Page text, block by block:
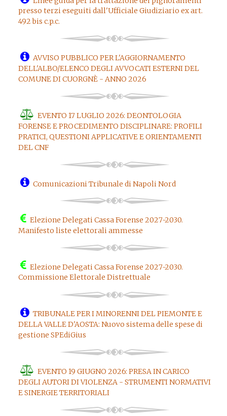
presso terzi eseguiti dall'Ufficiale Giudiziario ex art.
492 bis c.p.c.
AVVISO PUBBLICO PER L'AGGIORNAMENTO
DELL'ALBO/ELENCO DEGLI AVVOCATI ESTERNI DEL
COMUNE DI CUORGNÈ - ANNO 2026
EVENTO 17 LUGLIO 2026: DEONTOLOGIA
FORENSE E PROCEDIMENTO DISCIPLINARE: PROFILI
PRATICI, QUESTIONI APPLICATIVE E ORIENTAMENTI
DEL CNF
Comunicazioni Tribunale di Napoli Nord
Elezione Delegati Cassa Forense 2027-2030.
Manifesto liste elettorali ammesse
Elezione Delegati Cassa Forense 2027-2030.
Commissione Elettorale Distrettuale
TRIBUNALE PER I MINORENNI DEL PIEMONTE E
DELLA VALLE D'AOSTA: Nuovo sistema delle spese di
gestione SPEdiGius
EVENTO 19 GIUGNO 2026: PRESA IN CARICO
DEGLI AUTORI DI VIOLENZA - STRUMENTI NORMATIVI
E SINERGIE TERRITORIALI